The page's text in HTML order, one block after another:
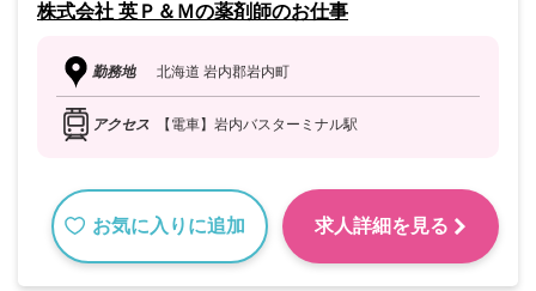
株式会社 英Ｐ＆Ｍの薬剤師のお仕事
勤務地 北海道 岩内郡岩内町
アクセス 【電車】岩内バスターミナル駅
お気に入りに追加 求人詳細を見る